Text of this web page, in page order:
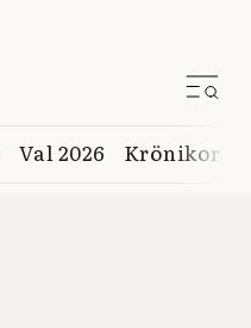
Val 2026 Krönikor